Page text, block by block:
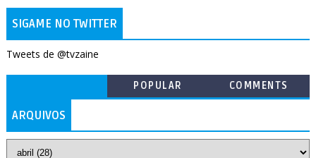
SIGAME NO TWITTER
Tweets de @tvzaine
POPULAR COMMENTS
ARQUIVOS